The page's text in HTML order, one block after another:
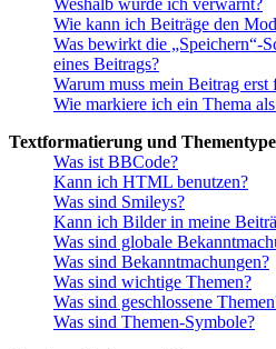
Weshalb wurde ich verwarnt?
Wie kann ich Beiträge den
Was bewirkt die „Speichern“-
eines Beitrags?
Warum muss mein Beitrag erst
Wie markiere ich ein Thema
Textformatierung und
Was ist BBCode?
Kann ich HTML benutzen?
Was sind Smileys?
Kann ich Bilder in meine
Was sind globale
Was sind Bekanntmachungen?
Was sind wichtige Themen?
Was sind geschlossene
Was sind Themen-Symbole?